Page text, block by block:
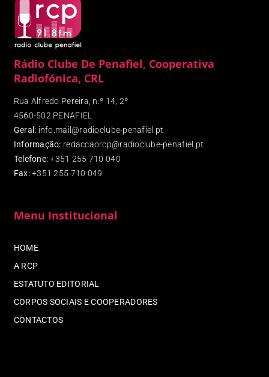
Rádio Clube De Penafiel, Cooperativa
Radiofónica, CRL
Rua Alfredo Pereira, n.º 14, 2º
4560-502 PENAFIEL
Geral: info.mail@radioclube-penafiel.pt
Informação: redaccaorcp@radioclube-penafiel.pt
Telefone: +351 255 710 040
Fax:+351 255 710 049
Menu Institucional
HOME
A RCP
ESTATUTO EDITORIAL
CORPOS SOCIAIS E COOPERADORES
CONTACTOS